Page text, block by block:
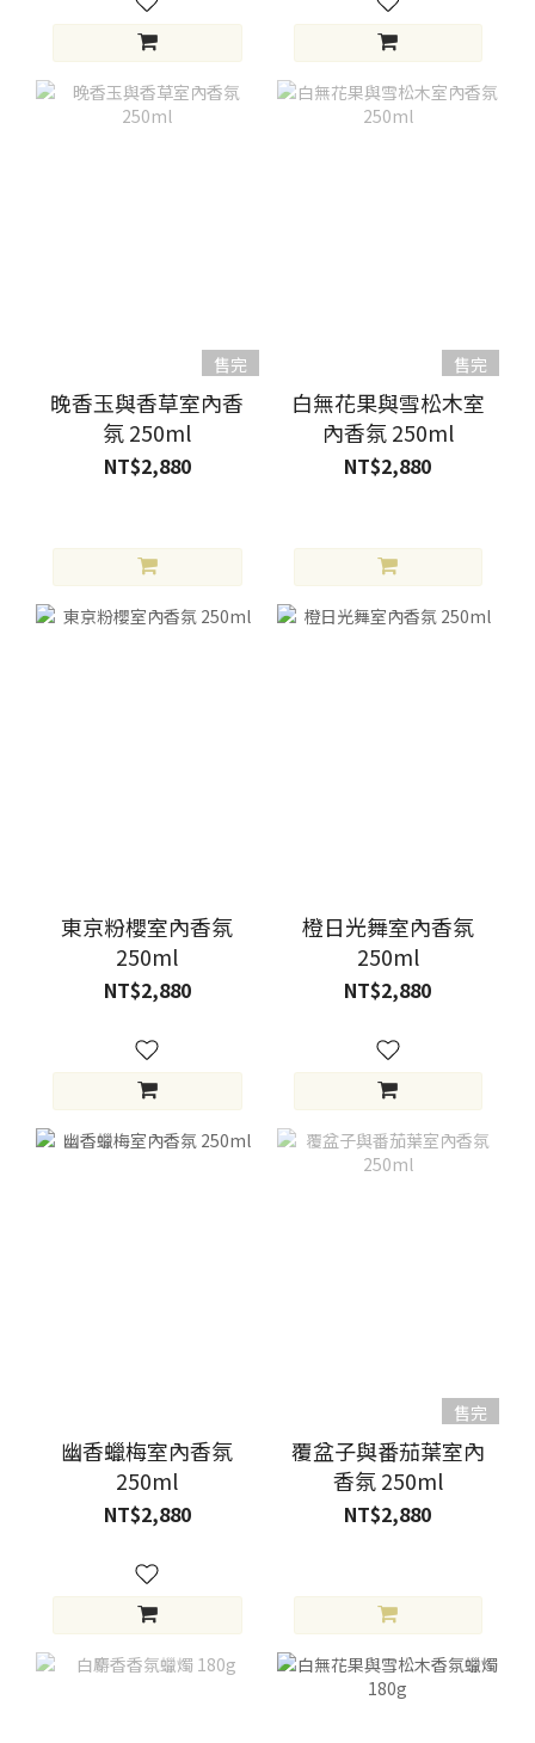
售完
晚香玉與香草室內香
氛 250ml
NT$2,880
售完
白無花果與雪松木室
內香氛 250ml
NT$2,880
東京粉櫻室內香氛
250ml
NT$2,880
橙日光舞室內香氛
250ml
NT$2,880
幽香蠟梅室內香氛
250ml
NT$2,880
售完
覆盆子與番茄葉室內
香氛 250ml
NT$2,880